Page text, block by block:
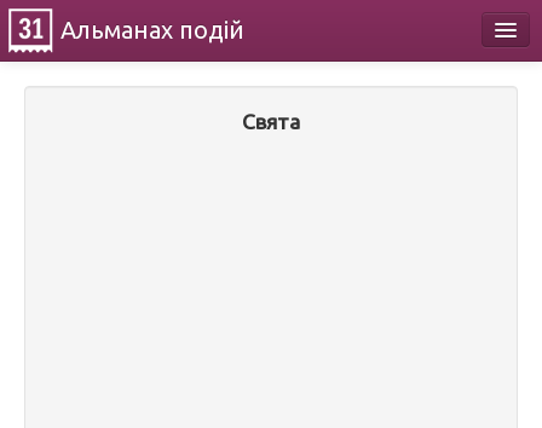
Альманах подій
Свята